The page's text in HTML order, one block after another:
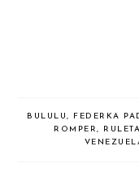
BULULU, FEDERKA
ROMPER,